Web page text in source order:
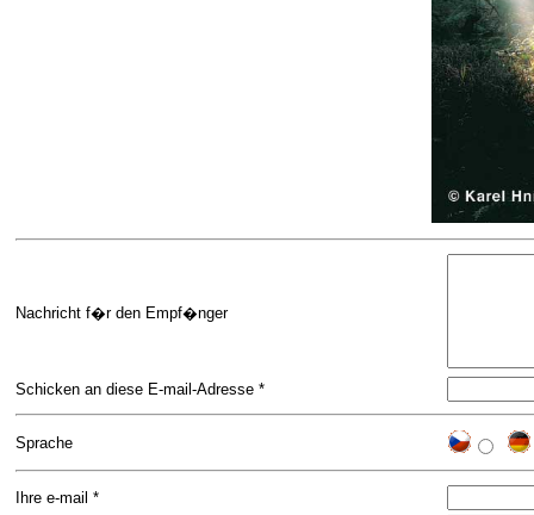
Nachricht f�r den Empf�nger
Schicken an diese E-mail-Adresse *
Sprache
Ihre e-mail *